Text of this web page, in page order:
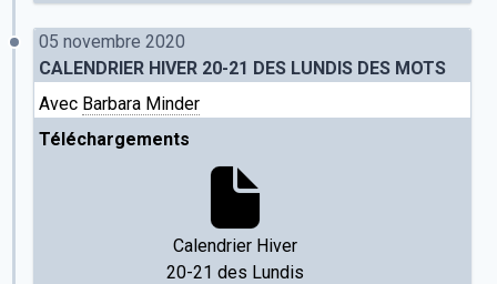
évènements
cours et stages recherche publications
05 novembre 2020
CALENDRIER HIVER 20-21 DES LUNDIS DES MOTS
Avec Barbara Minder
Téléchargements
Calendrier Hiver
20-21 des Lundis